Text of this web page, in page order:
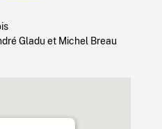
Gladu et Michel Breau